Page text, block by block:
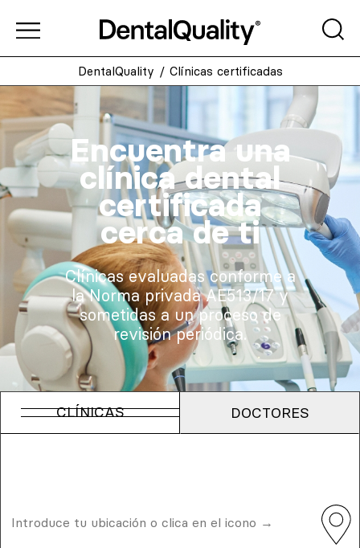
DentalQuality / Clínicas certificadas
Encuentra una
clínica dental
certificada
cerca de ti
Clínicas evaluadas conforme a
la Norma privada AE513/17 y
sometidas a un proceso de
revisión periódica.
CLÍNICAS DOCTORES